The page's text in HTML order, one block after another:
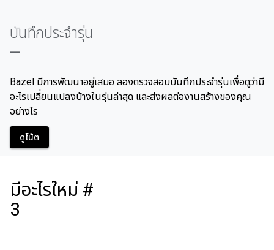
บันทึกประจํารุ่น
—
Bazel มีการพัฒนาอยู่เสมอ ลองตรวจสอบบันทึกประจำรุ่นเพื่อดูว่ามี
อะไรเปลี่ยนแปลงบ้างในรุ่นล่าสุด และส่งผลต่องานสร้างของคุณ
อย่างไร
ดูโน้ต
มีอะไรใหม่ #
3